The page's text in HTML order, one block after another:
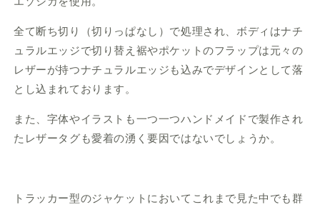
全て断ち切り（切りっぱなし）で処理され、ボディはナチ
ュラルエッジで切り替え裾やポケットのフラップは元々の
レザーが持つナチュラルエッジも込みでデザインとして落
とし込まれております。
また、字体やイラストも一つ一つハンドメイドで製作され
たレザータグも愛着の湧く要因ではないでしょうか。
トラッカー型のジャケットにおいてこれまで見た中でも群